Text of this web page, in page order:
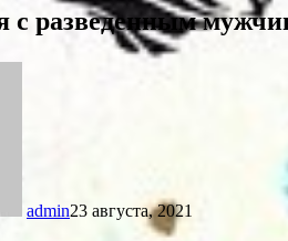
с разведенным
admin23 августа, 2021